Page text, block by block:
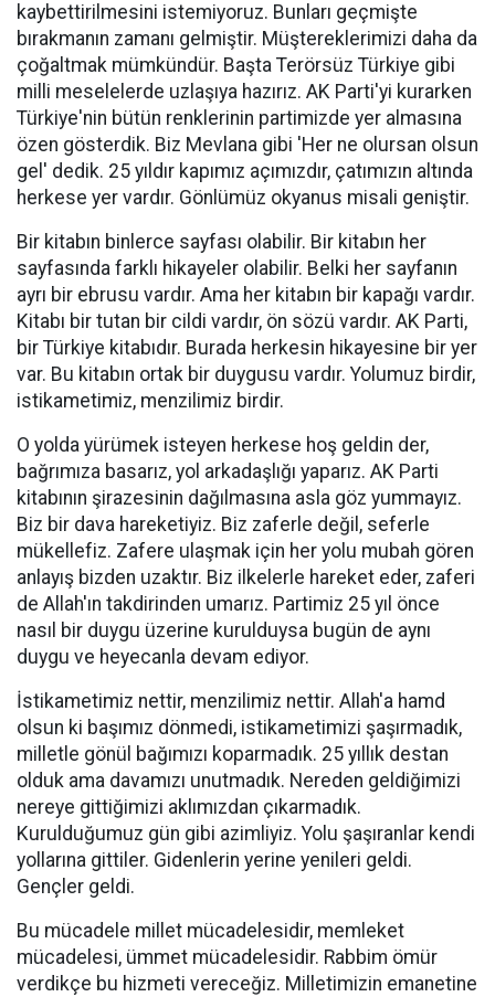
kaybettirilmesini istemiyoruz. Bunları geçmişte
bırakmanın zamanı gelmiştir. Müştereklerimizi daha da
çoğaltmak mümkündür. Başta Terörsüz Türkiye gibi
milli meselelerde uzlaşıya hazırız. AK Parti'yi kurarken
Türkiye'nin bütün renklerinin partimizde yer almasına
özen gösterdik. Biz Mevlana gibi 'Her ne olursan olsun
gel' dedik. 25 yıldır kapımız açımızdır, çatımızın altında
herkese yer vardır. Gönlümüz okyanus misali geniştir.
Bir kitabın binlerce sayfası olabilir. Bir kitabın her
sayfasında farklı hikayeler olabilir. Belki her sayfanın
ayrı bir ebrusu vardır. Ama her kitabın bir kapağı vardır.
Kitabı bir tutan bir cildi vardır, ön sözü vardır. AK Parti,
bir Türkiye kitabıdır. Burada herkesin hikayesine bir yer
var. Bu kitabın ortak bir duygusu vardır. Yolumuz birdir,
istikametimiz, menzilimiz birdir.
O yolda yürümek isteyen herkese hoş geldin der,
bağrımıza basarız, yol arkadaşlığı yaparız. AK Parti
kitabının şirazesinin dağılmasına asla göz yummayız.
Biz bir dava hareketiyiz. Biz zaferle değil, seferle
mükellefiz. Zafere ulaşmak için her yolu mubah gören
anlayış bizden uzaktır. Biz ilkelerle hareket eder, zaferi
de Allah'ın takdirinden umarız. Partimiz 25 yıl önce
nasıl bir duygu üzerine kurulduysa bugün de aynı
duygu ve heyecanla devam ediyor.
İstikametimiz nettir, menzilimiz nettir. Allah'a hamd
olsun ki başımız dönmedi, istikametimizi şaşırmadık,
milletle gönül bağımızı koparmadık. 25 yıllık destan
olduk ama davamızı unutmadık. Nereden geldiğimizi
nereye gittiğimizi aklımızdan çıkarmadık.
Kurulduğumuz gün gibi azimliyiz. Yolu şaşıranlar kendi
yollarına gittiler. Gidenlerin yerine yenileri geldi.
Gençler geldi.
Bu mücadele millet mücadelesidir, memleket
mücadelesi, ümmet mücadelesidir. Rabbim ömür
verdikçe bu hizmeti vereceğiz. Milletimizin emanetine